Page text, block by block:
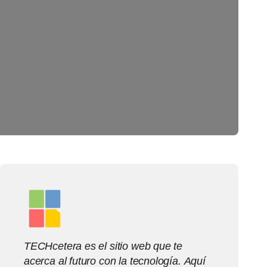
TECHcetera es el sitio web que te
acerca al futuro con la tecnología. Aquí